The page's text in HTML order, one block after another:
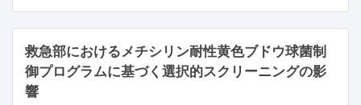
救急部におけるメチシリン耐性黄色ブドウ球菌制
御プログラムに基づく選択的スクリーニングの影
響